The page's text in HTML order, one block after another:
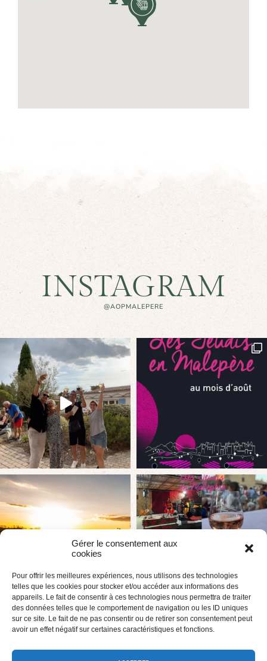
Gérer le consentement aux
cookies
Pour offrir les meilleures expériences, nous utilisons des technologies
telles que les cookies pour stocker et/ou accéder aux informations des
appareils. Le fait de consentir à ces technologies nous permettra de traiter
des données telles que le comportement de navigation ou les ID uniques
sur ce site. Le fait de ne pas consentir ou de retirer son consentement peut
avoir un effet négatif sur certaines caractéristiques et fonctions.
INSTAGRAM
@AOPMALEPERE